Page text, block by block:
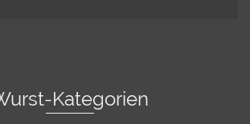
Kategorien